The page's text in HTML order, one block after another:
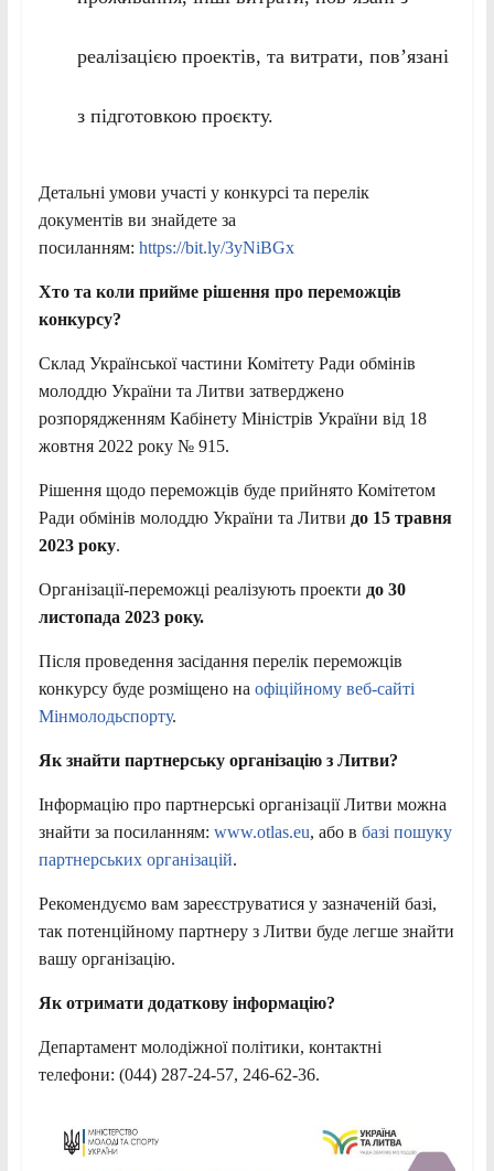
реалізацією проектів, та витрати, пов’язані
з підготовкою проєкту.
Детальні умови участі у конкурсі та перелік
документів ви знайдете за
посиланням: https://bit.ly/3yNiBGx
Хто та коли прийме рішення про переможців
конкурсу?
Склад Української частини Комітету Ради обмінів
молоддю України та Литви затверджено
розпорядженням Кабінету Міністрів України від 18
жовтня 2022 року № 915.
Рішення щодо переможців буде прийнято Комітетом
Ради обмінів молоддю України та Литви до 15 травня
2023 року.
Організації-переможці реалізують проекти до 30
листопада 2023 року.
Після проведення засідання перелік переможців
конкурсу буде розміщено на офіційному веб-сайті
Мінмолодьспорту.
Як знайти партнерську організацію з Литви?
Інформацію про партнерські організації Литви можна
знайти за посиланням: www.otlas.eu, або в базі пошуку
партнерських організацій.
Рекомендуємо вам зареєструватися у зазначеній базі,
так потенційному партнеру з Литви буде легше знайти
вашу організацію.
Як отримати додаткову інформацію?
Департамент молодіжної політики, контактні
телефони: (044) 287-24-57, 246-62-36.